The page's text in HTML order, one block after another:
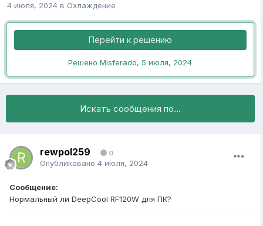
4 июля, 2024 в Охлаждение
Перейти к решению
Решено Misferado, 5 июля, 2024
Искать сообщения по...
rewpol259 0
Опубликовано 4 июля, 2024
Сообщение:
Нормальный ли DeepCool RF120W для ПК?